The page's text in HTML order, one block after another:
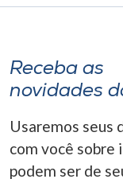
o idioma
A-
Receba as
novidades
Usaremos seus
com você sobre
podem ser de